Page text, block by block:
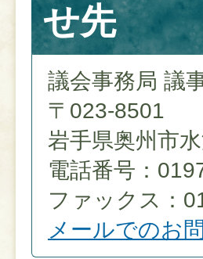
せ先
議会事務局 議
〒023-8501
岩手県奥州市
電話番号：
ファックス：
メールでのお